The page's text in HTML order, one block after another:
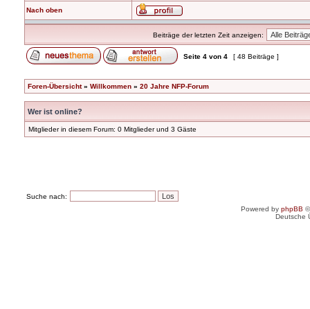
Nach oben
Beiträge der letzten Zeit anzeigen:
Seite 4 von 4 [ 48 Beiträge ]
Foren-Übersicht» Willkommen » 20 Jahre NFP-Forum
Wer ist online?
Mitglieder in diesem Forum: 0 Mitglieder und 3 Gäste
Suche nach:
Powered by phpBB
Deutsche